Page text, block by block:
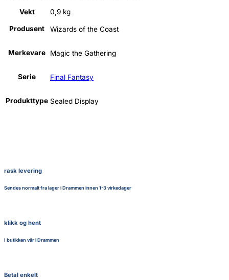
Vekt 0,9 kg
Produsent Wizards of the Coast
Merkevare Magic the Gathering
Serie Final Fantasy
Produkttype Sealed Display
rask levering
Sendes normalt fra lager i Drammen innen 1-3 virkedager
klikk og hent
I butikken vår i Drammen
Betal enkelt